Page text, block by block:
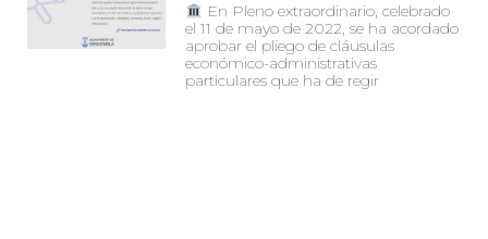
En Pleno extraordinario, celebrado
el 11 de mayo de 2022, se ha acordado
aprobar el pliego de cláusulas
económico-administrativas
particulares que ha de regir